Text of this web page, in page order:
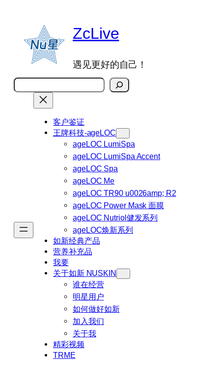
ZcLive
遇见更好的自己！
搜
索
客户鉴证
王牌科技-ageLOC
ageLOC LumiSpa
ageLOC LumiSpa Accent
ageLOC Spa
ageLOC Me
ageLOC TR90 u0026amp; R2
ageLOC Power Mask 面膜
ageLOC Nutriol健发系列
ageLOC焕新系列
如新经典产品
营养补充品
我要
关于如新 NUSKIN
谁在经营
明星用户
如何做好如新
加入我们
关于我
精彩视频
TRME